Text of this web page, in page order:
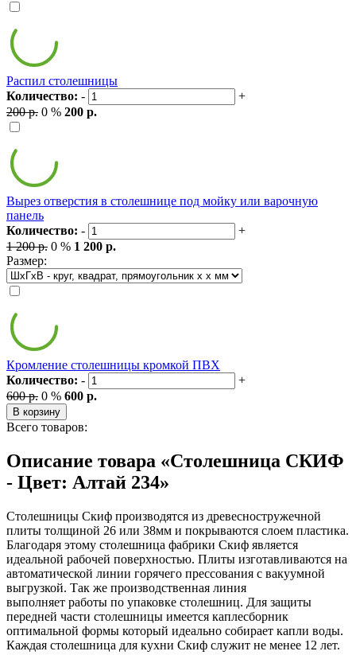
Распил столешницы
Количество: -
+
200 р. 0 % 200 р.
Вырез отверстия в столешнице под мойку или варочную
панель
Количество: -
+
1 200 р. 0 % 1 200 р.
Размер:
Кромление столешницы кромкой ПВХ
Количество: -
+
600 р. 0 % 600 р.
В корзину
Всего товаров:
Описание товара «Столешница СКИФ
- Цвет: Алтай 234»
Столешницы Скиф производятся из древесностружечной
плиты толщиной 26 или 38мм и покрываются слоем пластика.
Благодаря этому столешница фабрики Скиф является
идеальной рабочей поверхностью. Плиты изготавливаются на
автоматической линии горячего прессования с вакуумной
выгрузкой. Так же производственная линия
выполняет работы по упаковке столешниц. Для защиты
передней части столешницы имеется каплесборник
оптимальной формы который идеально собирает капли воды.
Каждая столешница для кухни Скиф служит не менее 12 лет.